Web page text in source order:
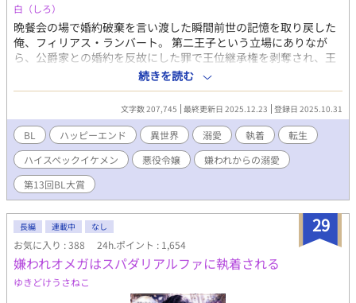
白（しろ）
晩餐会の場で婚約破棄を言い渡した瞬間前世の記憶を取り戻した
俺、フィリアス・ランバート。 第二王子という立場にありなが
ら、公爵家との婚約を反故にした罪で王位継承権を剥奪され、王
族の籍からも抜かれてしまった。 以前の俺なら怒り狂って暴れた
だろうが、前世である「畑中陽一」の記憶のおかげで、全てのこ
とをきちんと受け止められるようになった。 そして王都にいるこ
とすら許されなくなった俺は、悪役令嬢の兄であるリュシアン・
フォークナーが治める領地で監視されることとなった。 「あなた
はなにもしなくていいのです」 リュシアンにはそう言われたが、
前世日本人の血が働かざるもの食うべからずと訴えてくる……！
そんなこんなで仕事を見つけ出したフィリアスの今までとは違う
様子に、周囲はもちろんリュシアンも驚く。 心を入れ替えたフィ
て……？ これは秘密を抱えた次期公爵と、全て失ったら逆に吹っ
切れた元王子のお話です。 嫌われからの溺愛を目指しています。
現在【第13回BL大賞】にエントリーさせていただいております！
お気に召しましたら、ブクマ♡感想、そして投票で応援してくだ
さると嬉しいです！
続きを読む
文字数 207,745 最終更新日 2025.12.23 登録日 2025.10.31
BL ハッピーエンド 異世界 溺愛 執着
転生
ハイスペックイケメン
悪役令嬢
嫌われからの溺愛
第13回BL大賞
29
長編 連載中 なし
お気に入り : 388 24h.ポイント : 1,654
嫌われオメガはスパダリアルファに執着される
ゆきどけうさねこ